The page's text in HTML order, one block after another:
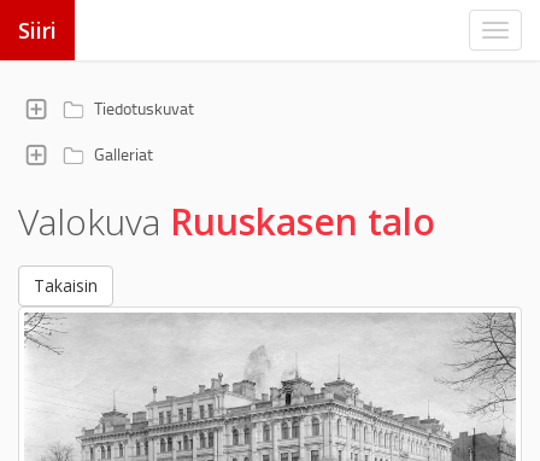
Siiri
Tiedotuskuvat
Galleriat
Valokuva Ruuskasen talo
Takaisin